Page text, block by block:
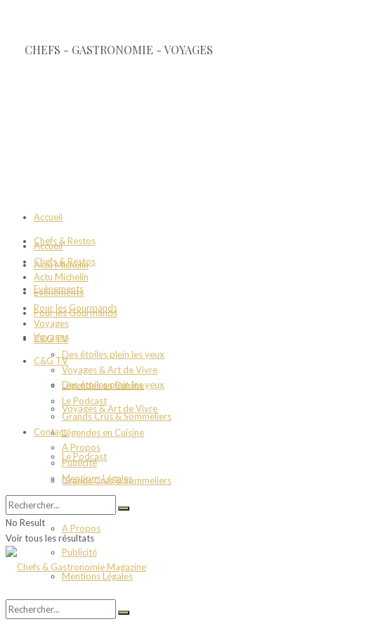
Accueil
Chefs & Restos
Actu Michelin
Evènements
Pour les Gourmands
Voyages
C&G TV
Des étoiles plein les yeux
Voyages & Art de Vivre
Légendes en Cuisine
Le Podcast
Grands Crus & Sommeliers
Contact
A Propos
Publicité
Mentions Légales
Accueil
Chefs & Restos
Actu Michelin
Evènements
Pour les Gourmands
Voyages
C&G TV
Des étoiles plein les yeux
Voyages & Art de Vivre
Légendes en Cuisine
Le Podcast
Grands Crus & Sommeliers
Contact
A Propos
Publicité
Mentions Légales
No Result
Voir tous les résultats